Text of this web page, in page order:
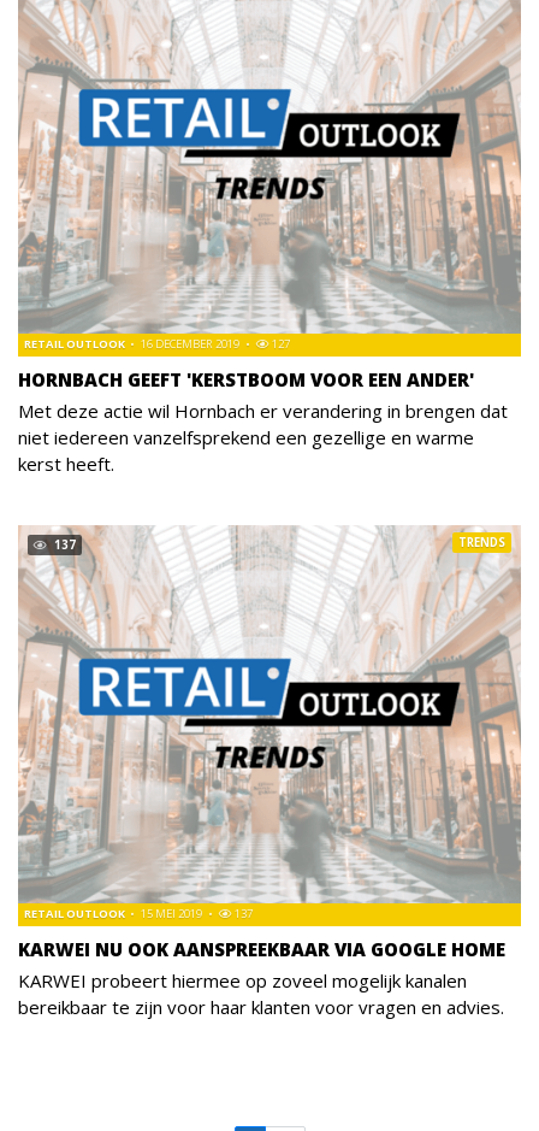
HORNBACH GEEFT 'KERSTBOOM VOOR EEN ANDER'
RETAIL OUTLOOK 16 DECEMBER 2019 127
Met deze actie wil Hornbach er verandering in brengen dat
niet iedereen vanzelfsprekend een gezellige en warme
kerst heeft.
137
KARWEI NU OOK AANSPREEKBAAR VIA GOOGLE HOME
RETAIL OUTLOOK 15 MEI 2019 137
TRENDS
KARWEI probeert hiermee op zoveel mogelijk kanalen
bereikbaar te zijn voor haar klanten voor vragen en advies.